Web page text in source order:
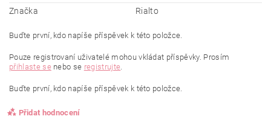
Značka
Rialto
Buďte první, kdo napíše příspěvek k této položce.
Pouze registrovaní uživatelé mohou vkládat příspěvky. Prosím
přihlaste senebo se registrujte
Buďte první, kdo napíše příspěvek k této položce.
Přidat hodnocení